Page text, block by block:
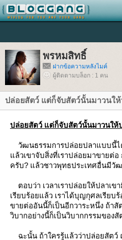
พรหมสิทธิ์
ฝากข้อความหลังไมค์
ผู้ติดตามบล็อก : 1 คน
ปล่อยสัตว์ แต่ก็จับสัตว์นั้นมาวนใ
ปล่อยสัตว์ แต่ก็จับสัตว์นั้นมาวนใ
วัฒนธรรมการปล่อยปลาแบบนี้
ล้วเขาจับสิ่งที่เราปล่อยมาขายต่อ
ครับ? แล้วชาวพุทธประเทศอื่นมีวั
ตอบว่า เวลาเราปล่อยให้ปลาเข
เรียบร้อยแล้ว เราได้บุญกุศลเรียบ
ขายต่ออันนี้ก็เป็นอีกวาระหนึ่ง ถ้าสั
วิบากอย่างนี้ก็เป็นวิบากกรรมของสั
ฉะนั้น ถ้าใครรู้แล้วว่าปล่อยสัตว์